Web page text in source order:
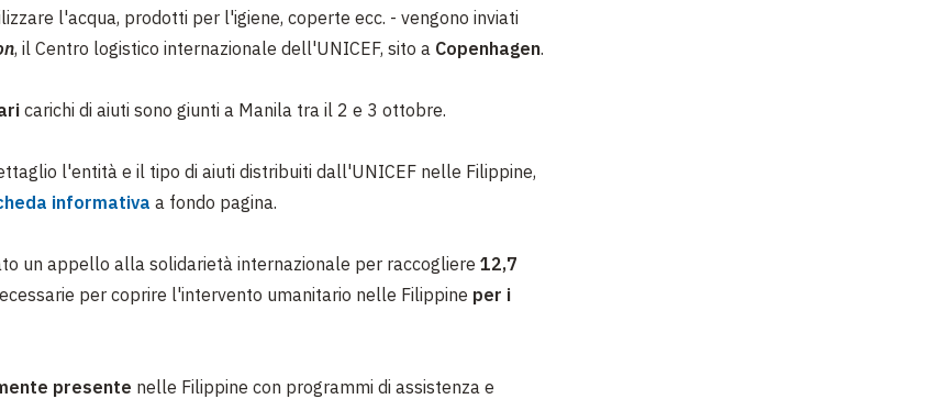
l'acqua, prodotti per l'igiene, coperte ecc. - vengono inviati
, il Centro logistico internazionale dell'UNICEF, sito a Copenhagen.
carichi di aiuti sono giunti a Manila tra il 2 e 3 ottobre.
l'entità e il tipo di aiuti distribuiti dall'UNICEF nelle Filippine,
informativa a fondo pagina.
un appello alla solidarietà internazionale per raccogliere 12,7
per coprire l'intervento umanitario nelle Filippine per i
presente nelle Filippine con programmi di assistenza e